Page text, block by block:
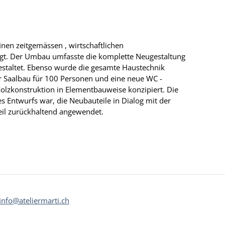
zeitgemässen , wirtschaftlichen
Der Umbau umfasste die komplette Neugestaltung
Ebenso wurde die gesamte Haustechnik
für 100 Personen und eine neue WC -
in Elementbauweise konzipiert. Die
Entwurfs war, die Neubauteile in Dialog mit der
zurückhaltend angewendet.
info@ateliermarti.ch